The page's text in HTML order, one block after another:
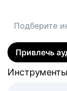
Подберите
Привлечь
Инструменты
Инструменты
Инструменты